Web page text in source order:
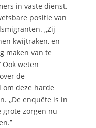
in vaste dienst.
positie van
,,Zij
kwijtraken, en
maken van te
Ook weten
de
om deze harde
,,De enquête is in
grote zorgen nu